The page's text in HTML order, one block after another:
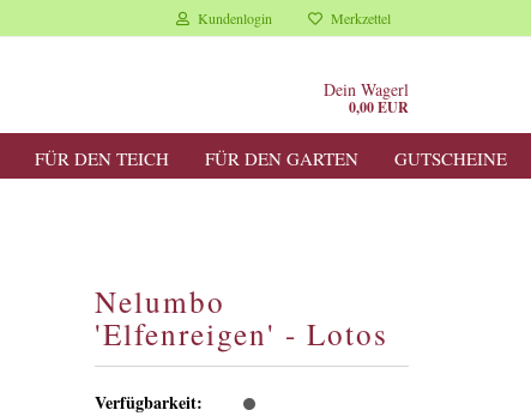
Kundenlogin Merkzettel
Dein Wagerl
0,00 EUR
FÜR DEN TEICH FÜR DEN GARTEN GUTSCHEINE
Nelumbo
'Elfenreigen' - Lotos
Verfügbarkeit: